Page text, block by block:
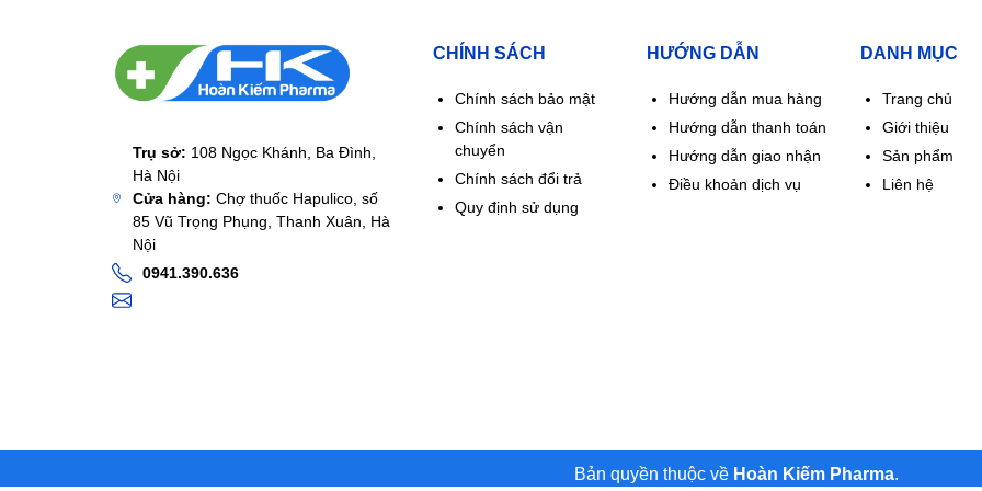
Trụ sở: 108 Ngọc Khánh, Ba Đình,
Hà Nội
Cửa hàng: Chợ thuốc Hapulico, số
85 Vũ Trọng Phụng, Thanh Xuân, Hà
Nội
0941.390.636
CHÍNH SÁCH
Chính sách bảo mật
Chính sách vận
chuyển
Chính sách đổi trả
Quy định sử dụng
HƯỚNG DẪN
Hướng dẫn mua hàng
Hướng dẫn thanh toán
Hướng dẫn giao nhận
Điều khoản dịch vụ
DANH MỤC
Trang chủ
Giới thiệu
Sản phẩm
Liên hệ
Bản quyền thuộc về Hoàn Kiếm Pharma.